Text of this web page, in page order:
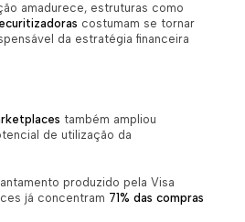
amadurece, estruturas como
costumam se tornar
da estratégia financeira
também ampliou
de utilização da
produzido pela Visa
já concentram 71% das compras